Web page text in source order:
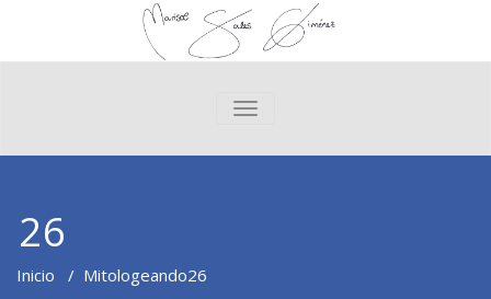
CAMBIAR NAVEGACIÓN
26
Inicio / Mitologeando26